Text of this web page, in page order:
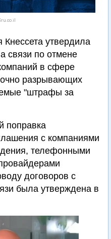
Кнессета утвердила
связи по отмене
в сфере
разрывающих
"штрафы за
поправка
с компаниями
телефонными
договоров с
была утверждена в